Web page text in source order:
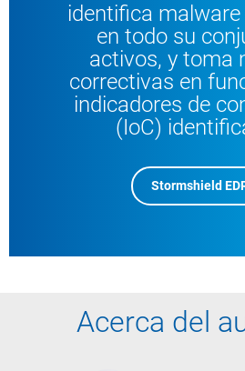
identifica
en todo su
activos, y toma
correctivas en
indicadores de
(IoC)
Stormshield
Acerca del